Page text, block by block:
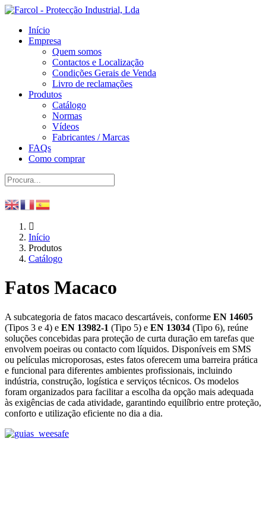
Início
Empresa
Quem somos
Contactos e Localização
Condições Gerais de Venda
Livro de reclamações
Produtos
Catálogo
Normas
Vídeos
Fabricantes / Marcas
FAQs
Como comprar
Início
Produtos
Catálogo
Fatos Macaco
A subcategoria de fatos macaco descartáveis, conforme EN 14605
(Tipos 3 e 4) e EN 13982‑1 (Tipo 5) e EN 13034 (Tipo 6), reúne
soluções concebidas para proteção de curta duração em tarefas que
envolvem poeiras ou contacto com líquidos. Disponíveis em SMS
ou películas microporosas, estes fatos oferecem uma barreira prática
e funcional para diferentes ambientes profissionais, incluindo
indústria, construção, logística e serviços técnicos. Os modelos
foram organizados para facilitar a escolha da opção mais adequada
às exigências de cada atividade, garantindo equilíbrio entre proteção,
conforto e utilização eficiente no dia a dia.